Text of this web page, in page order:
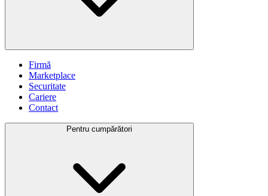
Firmă
Marketplace
Securitate
Cariere
Contact
Pentru cumpărători